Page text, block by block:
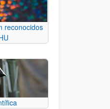
reconocidos